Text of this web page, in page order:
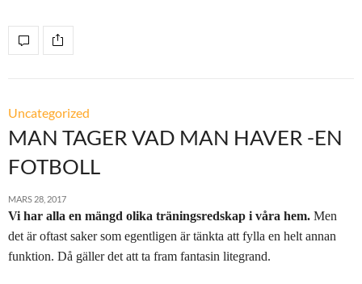
Uncategorized
MAN TAGER VAD MAN HAVER -EN
FOTBOLL
MARS 28, 2017
Vi har alla en mängd olika träningsredskap i våra hem. Men
det är oftast saker som egentligen är tänkta att fylla en helt annan
funktion. Då gäller det att ta fram fantasin litegrand.